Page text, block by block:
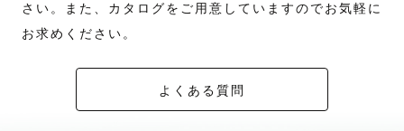
さい。また、カタログをご用意していますのでお気軽に
お求めください。
よくある質問